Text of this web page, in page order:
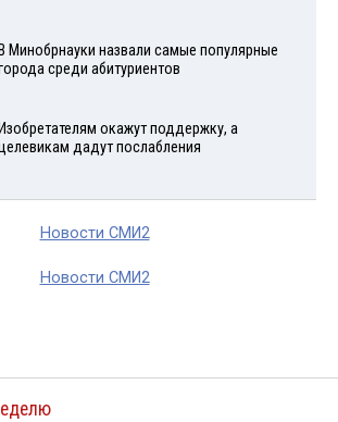
В Минобрнауки назвали самые популярные
среди абитуриентов
окажут поддержку, а
дадут послабления
Новости СМИ2
Новости СМИ2